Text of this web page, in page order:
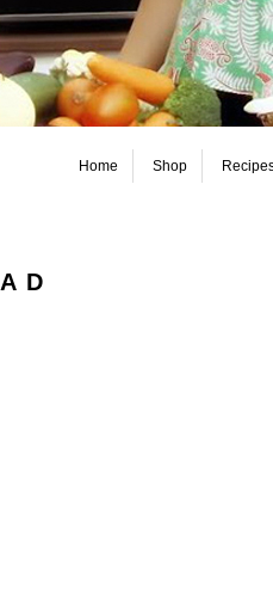
Home Shop